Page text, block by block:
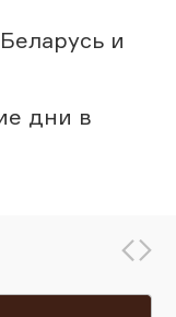
и
дни в